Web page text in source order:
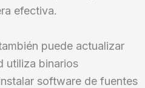
efectiva.
puede actualizar
utiliza binarios
software de fuentes